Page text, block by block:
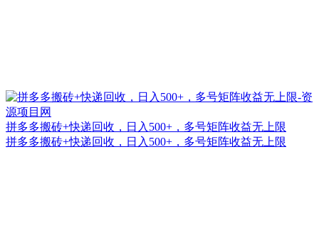
拼多多搬砖+快递回收，日入500+，多号矩阵收益无上限
拼多多搬砖+快递回收，日入500+，多号矩阵收益无上限